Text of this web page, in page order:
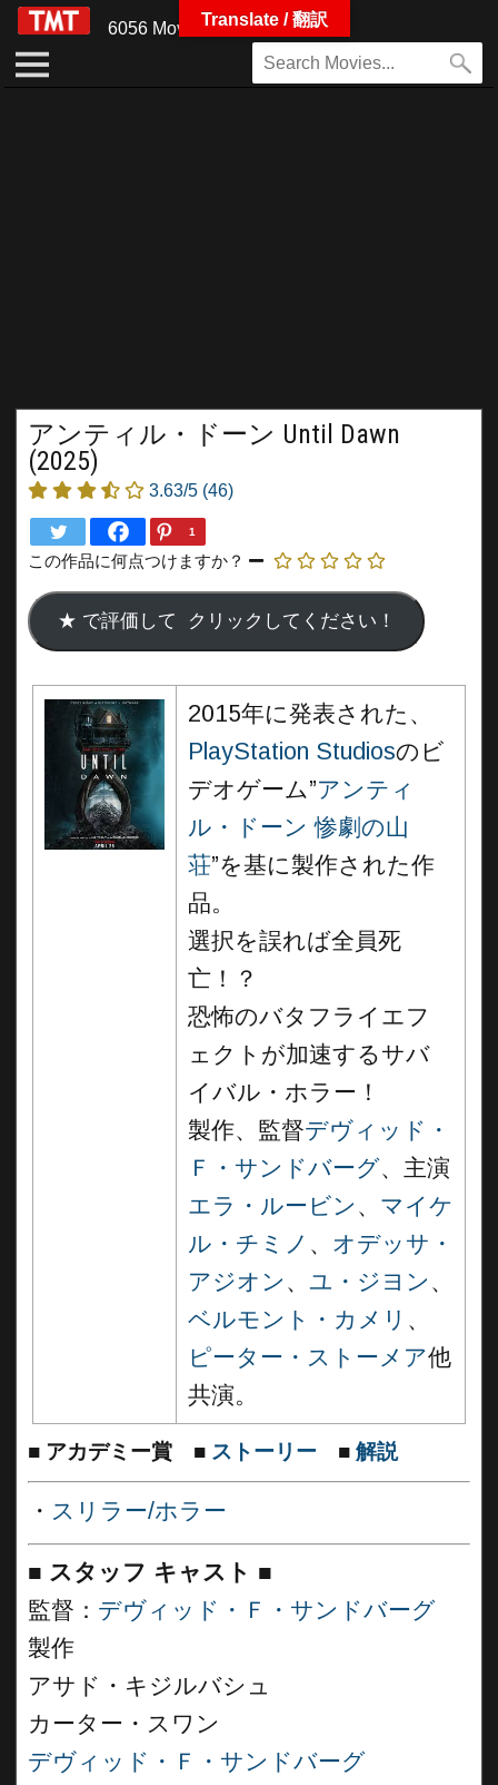
6056 Movies
アンティル・ドーン Until Dawn
(2025)
3.63/5 (46)
1
この作品に何点つけますか？
2015年に発表された、
PlayStation Studiosのビ
デオゲーム”アンティ
ル・ドーン 惨劇の山
荘”を基に製作された作
品。
選択を誤れば全員死
亡！？
恐怖のバタフライエフ
ェクトが加速するサバ
イバル・ホラー！
製作、監督デヴィッド・
Ｆ・サンドバーグ、主演
エラ・ルービン 、 マイケ
ル・チミノ 、 オデッサ・
アジオン 、 ユ・ジヨン 、
ベルモント・カメリ 、
ピーター・ストーメア他
共演。
■ アカデミー賞 ■ ストーリー ■ 解説
・ スリラー/ホラー
■ スタッフ キャスト ■
監督： デヴィッド・Ｆ・サンドバーグ
製作
アサド・キジルバシュ
カーター・スワン
デヴィッド・Ｆ・サンドバーグ
Translate / 翻訳